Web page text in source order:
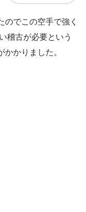
のでこの空手で強く
稽古が必要という
かりました。